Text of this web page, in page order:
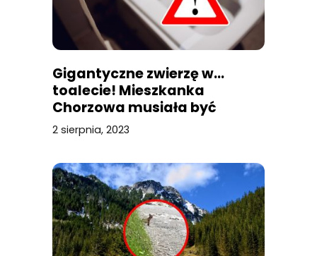
Gigantyczne zwierzę w…
toalecie! Mieszkanka
Chorzowa musiała być
przerażona
2 sierpnia, 2023